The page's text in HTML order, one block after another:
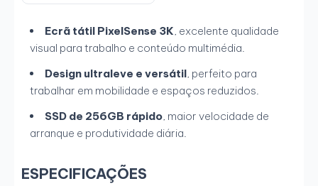
Ecrã tátil PixelSense 3K, excelente qualidade
visual para trabalho e conteúdo multimédia.
Design ultraleve e versátil, perfeito para
trabalhar em mobilidade e espaços reduzidos.
SSD de 256GB rápido, maior velocidade de
arranque e produtividade diária.
ESPECIFICAÇÕES